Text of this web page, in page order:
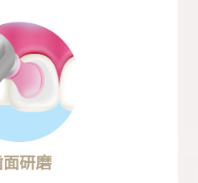
研磨